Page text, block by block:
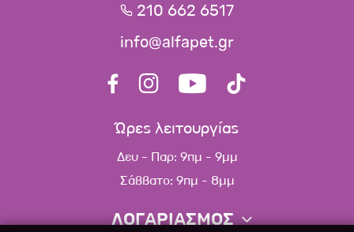
210 662 6517
info@alfapet.gr
Ώρες λειτουργίας
Δευ - Παρ: 9πμ - 9μμ
Σάββατο: 9πμ - 8μμ
ΛΟΓΑΡΙΑΣΜΟΣ